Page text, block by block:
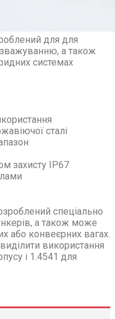
для для
а також
системах
сталі
захисту IP67
спеціально
а також може
або конвеєрних вагах.
використання
і 1.4541 для